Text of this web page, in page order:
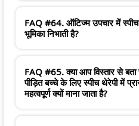
FAQ #64. ऑटिज्म उपचार में
भूमिका निभाती है?
FAQ #65. क्या आप विस्तार से
पीड़ित बच्चे के लिए स्पीच थेरेपी में
महत्वपूर्ण क्यों माना जाता है?